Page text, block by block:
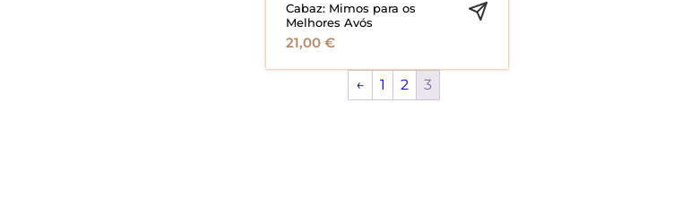
Cabaz: Mimos para os
Melhores Avós
21,00 €
← 1 2 3